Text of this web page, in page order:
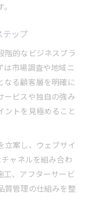
テップ
階的なビジネスプラ
は市場調査や地域ニ
なる顧客層を明確に
ービスや独自の強み
ントを見極めること
立案し、ウェブサイ
ャネルを組み合わ
工、アフターサービ
質管理の仕組みを整